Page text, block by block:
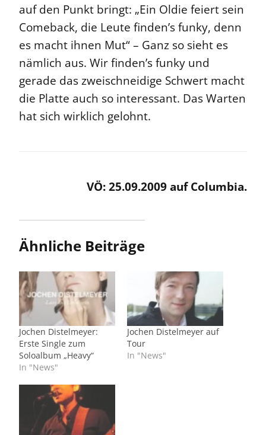
auf den Punkt bringt: „Ein Oldie feiert sein
Comeback, die Leute finden’s funky, denn
es macht ihnen Mut“ – Ganz so sieht es
nämlich aus. Wir finden’s funky und
gerade das zweischneidige Schwert macht
die Platte auch so interessant. Das Warten
hat sich wirklich gelohnt.
VÖ: 25.09.2009 auf Columbia.
Ähnliche Beiträge
Jochen Distelmeyer:
Erste Single zum
Soloalbum „Heavy“
In "News"
Jochen Distelmeyer auf
Tour
In "News"